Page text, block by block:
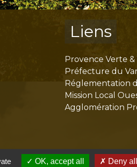
Liens
Provence Verte
Préfecture du
Réglementation
Mission Local
Agglomération
OK, accept all Deny